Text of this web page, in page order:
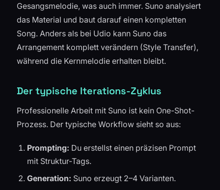
Gesangsmelodie, was auch immer. Suno analysiert
das Material und baut darauf einen kompletten
Song. Anders als bei Udio kann Suno das
Arrangement komplett verändern (Style Transfer),
während die Kernmelodie erhalten bleibt.
Der typische Iterations-Zyklus
Professionelle Arbeit mit Suno ist kein One-Shot-
Prozess. Der typische Workflow sieht so aus:
Prompting: Du erstellst einen präzisen Prompt
mit Struktur-Tags.
Generation: Suno erzeugt 2–4 Varianten.